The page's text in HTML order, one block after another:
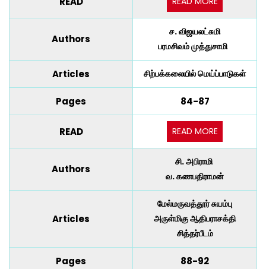
Authors
ச. விஜயலட்சுமி
பரமசிவம் முத்துசாமி
Articles சிற்பக்கலையில் மெய்ப்பாடுகள்
Pages 84-87
READ READ MORE
Authors
சி. அபிராமி
வ. கணபதிராமன்
Articles
மேல்மருவத்தூர் சுயம்பு
அருள்மிகு ஆதிபராசக்தி
சித்தர்பீடம்
Pages 88-92